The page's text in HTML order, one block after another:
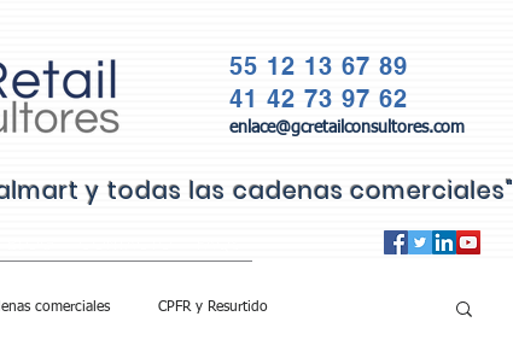
55 12 13 67 89
41 42 73 97 62
enlace@gcretailconsultores.com
y todas las cadenas comerciales"
comerciales CPFR y Resurtido